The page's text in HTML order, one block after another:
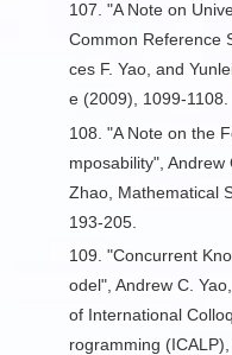
107. "A Note on
Common Reference
ces F. Yao, and
e (2009), 1099-1108.
108. "A Note on the
mposability", Andrew
Zhao, Mathematical
193-205.
109. "Concurrent
odel ", Andrew C.
of International
rogramming